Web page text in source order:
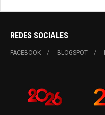
REDES SOCIALES
FACEBOOK BLOGSPOT